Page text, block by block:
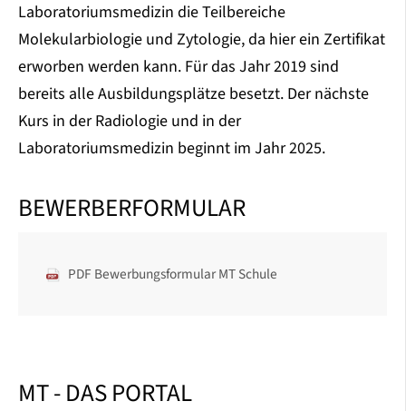
Laboratoriumsmedizin die Teilbereiche
Molekularbiologie und Zytologie, da hier ein Zertifikat
erworben werden kann. Für das Jahr 2019 sind
bereits alle Ausbildungsplätze besetzt. Der nächste
Kurs in der Radiologie und in der
Laboratoriumsmedizin beginnt im Jahr 2025.
BEWERBERFORMULAR
PDF Bewerbungsformular MT Schule
MT - DAS PORTAL